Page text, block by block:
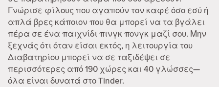
Γνώρισε φίλους που αγαπούν τον καφέ όσο εσύ ή
απλά βρες κάποιον που θα μπορεί να τα βγάλει
πέρα σε ένα παιχνίδι πινγκ πονγκ μαζί σου. Μην
ξεχνάς ότι όταν είσαι εκτός, η λειτουργία του
Διαβατηρίου μπορεί να σε ταξιδέψει σε
περισσότερες από 190 χώρες και 40 γλώσσες—
όλα είναι δυνατά στο Tinder.